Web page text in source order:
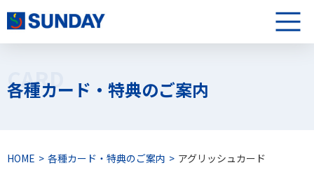
株式会社サンデー
メニュ
CARD
各種カード・特典のご案内
HOME 各種カード・特典のご案内 アグリッシュカード